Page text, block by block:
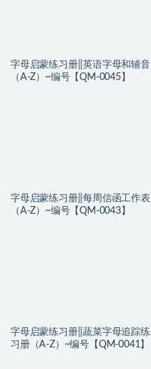
字母启蒙练习册||英语字母和辅音
（A-Z）~编号【QM-0045】
字母启蒙练习册||每周信函工作表
（A-Z）~编号【QM-0043】
字母启蒙练习册||蔬菜字母追踪练
习册（A-Z）~编号【QM-0041】